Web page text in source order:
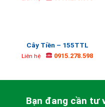
Cây Tiền – 155TTL
Liên hệ 0915.278.598
Bạn đang cần tư